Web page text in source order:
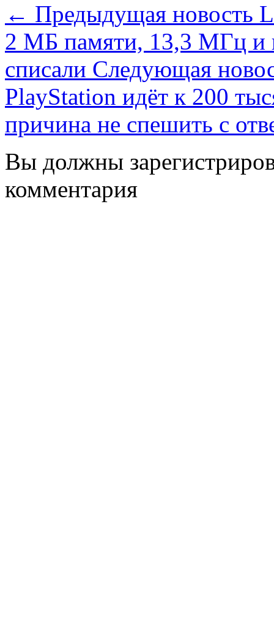
← Предыдущая новость
2 МБ памяти, 13,3 МГц и
списали Следующая
PlayStation идёт к 200
причина не спешить с
Вы должны
комментария